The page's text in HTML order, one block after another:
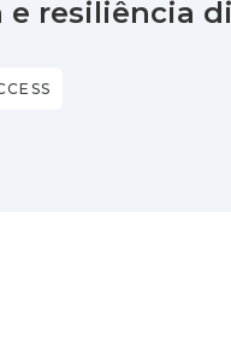
e resiliência